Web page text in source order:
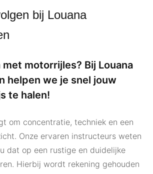
bij Louana
motorrijles? Bij Louana
helpen we je snel jouw
te halen!
om concentratie, techniek en een
Onze ervaren instructeurs weten
dat op een rustige en duidelijke
Hierbij wordt rekening gehouden